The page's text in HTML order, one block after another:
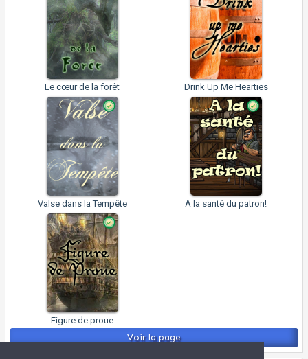
Le cœur de la forêt Drink Up Me Hearties
Valse dans la Tempête A la santé du patron!
Figure de proue
Voir la page